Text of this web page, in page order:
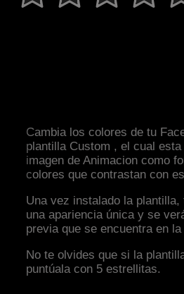
Cambia los colores de tu
plantilla Custom , el cual
imagen de Animacion como
colores que contrastan con
Una vez instalado la
una apariencia única y se
previa que se encuentra en
No te olvides que si la
puntúala con 5 estrellitas.